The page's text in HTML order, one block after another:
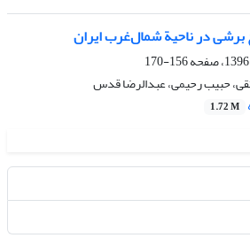
در ناحیة شمال‌غرب ایران
156-170
حبیب رحیمی، عبدالرضا قدس
1.72 M